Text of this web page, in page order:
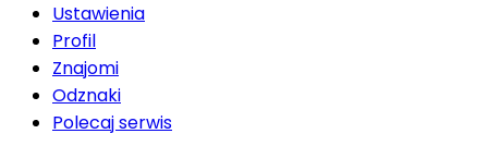
Ustawienia
Profil
Znajomi
Odznaki
Polecaj serwis